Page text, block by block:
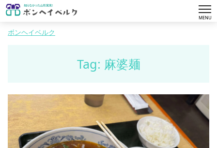
MENU
ボンヘイベルク
Tag: 麻婆麺